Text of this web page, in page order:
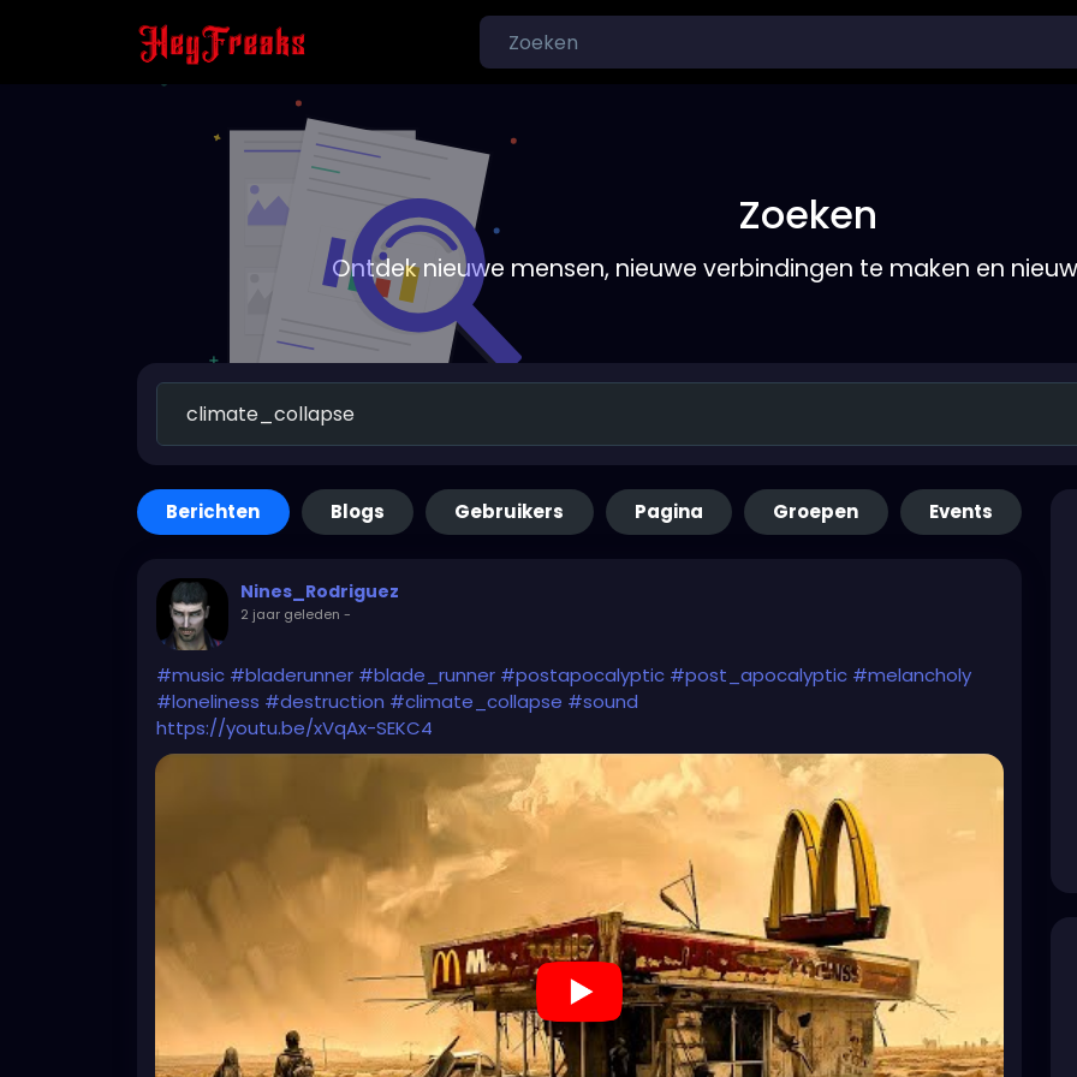
Zoeken
Ontdek nieuwe mensen, nieuwe verbindingen te maken en
Berichten Blogs Gebruikers Pagina Groepen Events
Nines_Rodriguez
2 jaar geleden -
#music #bladerunner #blade_runner #postapocalyptic #post_apocalyptic #melancholy
#loneliness #destruction #climate_collapse #sound
https://youtu.be/xVqAx-SEKC4